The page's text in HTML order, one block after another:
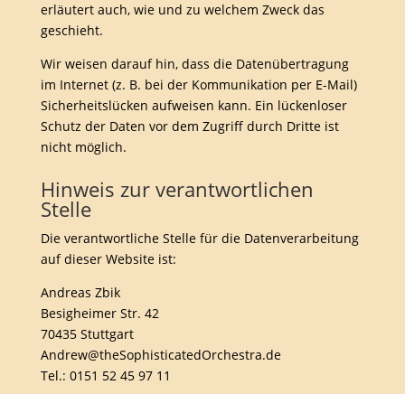
erläutert auch, wie und zu welchem Zweck das
geschieht.
Wir weisen darauf hin, dass die Datenübertragung
im Internet (z. B. bei der Kommunikation per E-Mail)
Sicherheitslücken aufweisen kann. Ein lückenloser
Schutz der Daten vor dem Zugriff durch Dritte ist
nicht möglich.
Hinweis zur verantwortlichen
Stelle
Die verantwortliche Stelle für die Datenverarbeitung
auf dieser Website ist:
Andreas Zbik
Besigheimer Str. 42
70435 Stuttgart
Andrew@theSophisticatedOrchestra.de
Tel.: 0151 52 45 97 11